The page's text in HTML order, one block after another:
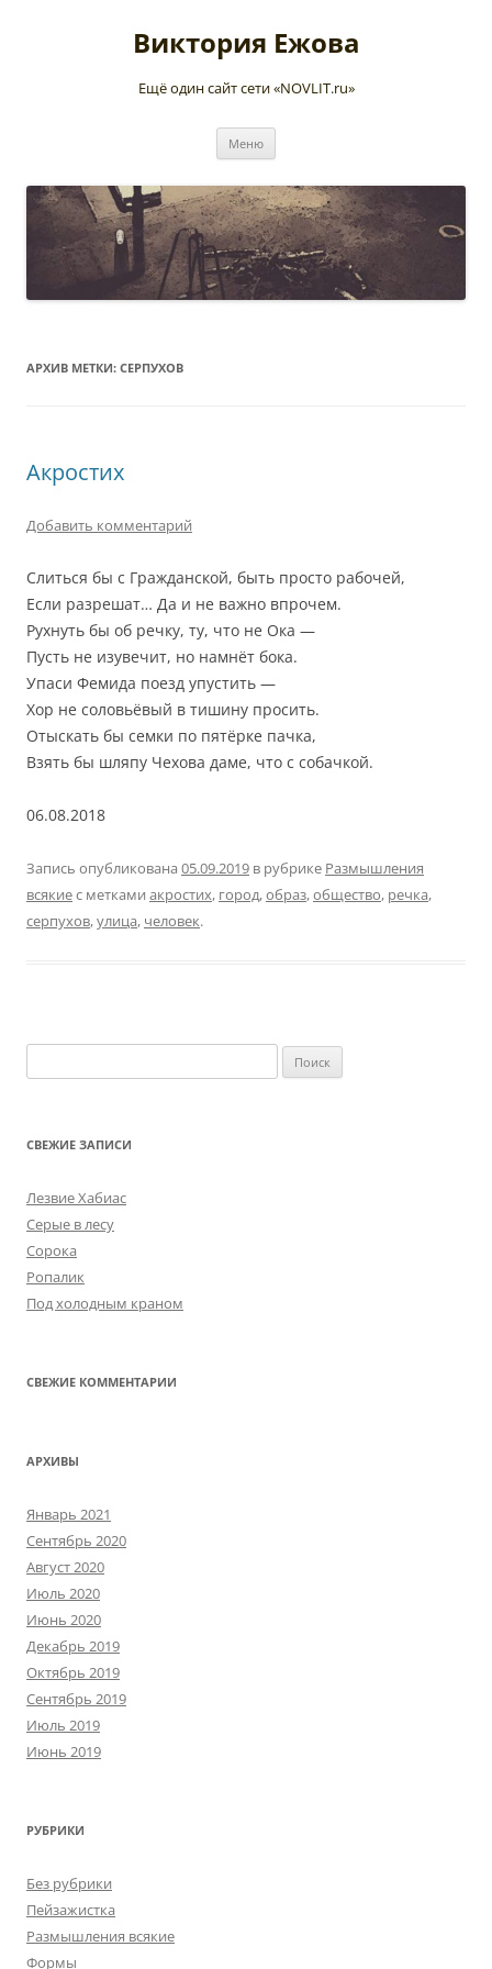
Виктория Ежова
Ещё один сайт сети «NOVLIT.ru»
Меню
АРХИВ МЕТКИ: СЕРПУХОВ
Акростих
Добавить комментарий
Слиться бы с Гражданской, быть просто рабочей,
Если разрешат… Да и не важно впрочем.
Рухнуть бы об речку, ту, что не Ока —
Пусть не изувечит, но намнёт бока.
Упаси Фемида поезд упустить —
Хор не соловьёвый в тишину просить.
Отыскать бы семки по пятёрке пачка,
Взять бы шляпу Чехова даме, что с собачкой.
06.08.2018
Запись опубликована 05.09.2019 в рубрике Размышления
всякиес метками акростих, город,образ,общество, речка,
серпухов,улица, человек.
СВЕЖИЕ ЗАПИСИ
Лезвие Хабиас
Серые в лесу
Сорока
Ропалик
Под холодным краном
СВЕЖИЕ КОММЕНТАРИИ
АРХИВЫ
Январь 2021
Сентябрь 2020
Август 2020
Июль 2020
Июнь 2020
Декабрь 2019
Октябрь 2019
Сентябрь 2019
Июль 2019
Июнь 2019
РУБРИКИ
Без рубрики
Пейзажистка
Размышления всякие
Формы